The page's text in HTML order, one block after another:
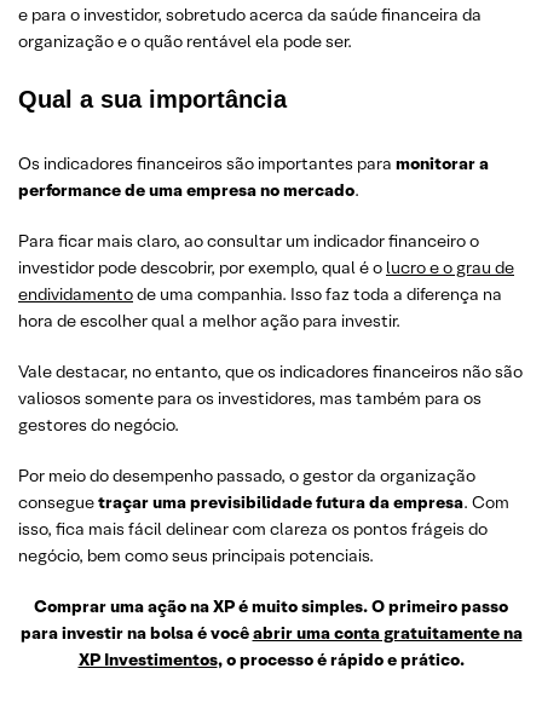
e para o investidor, sobretudo acerca da saúde financeira da
organização e o quão rentável ela pode ser.
Qual a sua importância
Os indicadores financeiros são importantes para monitorar a
performance de uma empresa no mercado.
Para ficar mais claro, ao consultar um indicador financeiro o
investidor pode descobrir, por exemplo, qual é o lucro e o grau de
endividamentode uma companhia. Isso faz toda a diferença na
hora de escolher qual a melhor ação para investir.
Vale destacar, no entanto, que os indicadores financeiros não são
valiosos somente para os investidores, mas também para os
gestores do negócio.
Por meio do desempenho passado, o gestor da organização
conseguetraçar uma previsibilidade futura da empresa. Com
isso, fica mais fácil delinear com clareza os pontos frágeis do
negócio, bem como seus principais potenciais.
Comprar uma ação na XP é muito simples. O primeiro passo
para investir na bolsa é vocêabrir uma conta gratuitamente na
XP Investimentos, o processo é rápido e prático.